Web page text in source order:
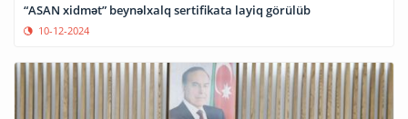
“ASAN xidmət” beynəlxalq sertifikata layiq görülüb
10-12-2024